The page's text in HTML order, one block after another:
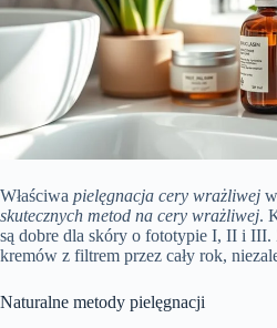
Właściwa pielęgnacja cery wrażliwej
skutecznych metod na cery wrażliwej.
są dobre dla skóry o fototypie I, II i III.
kremów z filtrem przez cały rok,
Naturalne metody pielęgnacji